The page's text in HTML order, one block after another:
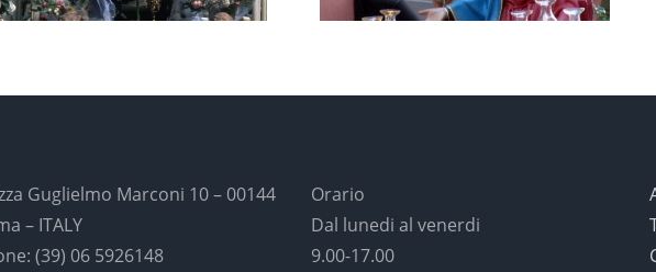
Guglielmo Marconi 10 – 00144
– ITALY
(39) 06 5926148
Orario
Dal lunedi al venerdi
9.00-17.00